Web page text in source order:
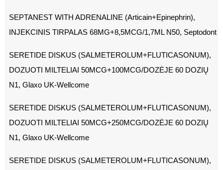
SEPTANEST WITH ADRENALINE (Articain+Epinephrin),
INJEKCINIS TIRPALAS 68MG+8,5MCG/1,7ML N50, Septodont
SERETIDE DISKUS (SALMETEROLUM+FLUTICASONUM),
DOZUOTI MILTELIAI 50MCG+100MCG/DOZĖJE 60 DOZIŲ
N1, Glaxo UK-Wellcome
SERETIDE DISKUS (SALMETEROLUM+FLUTICASONUM),
DOZUOTI MILTELIAI 50MCG+250MCG/DOZĖJE 60 DOZIŲ
N1, Glaxo UK-Wellcome
SERETIDE DISKUS (SALMETEROLUM+FLUTICASONUM),